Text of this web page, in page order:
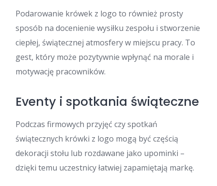
Podarowanie krówek z logo to również prosty
sposób na docenienie wysiłku zespołu i stworzenie
ciepłej, świątecznej atmosfery w miejscu pracy. To
gest, który może pozytywnie wpłynąć na morale i
motywację pracowników.
Eventy i spotkania świąteczne
Podczas firmowych przyjęć czy spotkań
świątecznych krówki z logo mogą być częścią
dekoracji stołu lub rozdawane jako upominki –
dzięki temu uczestnicy łatwiej zapamiętają markę.